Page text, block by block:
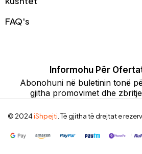
FAQ's
Informohu Për
Abonohuni në buletinin tonë
gjitha promovimet dhe
© 2024iShpejti. Të gjitha të drejtat e